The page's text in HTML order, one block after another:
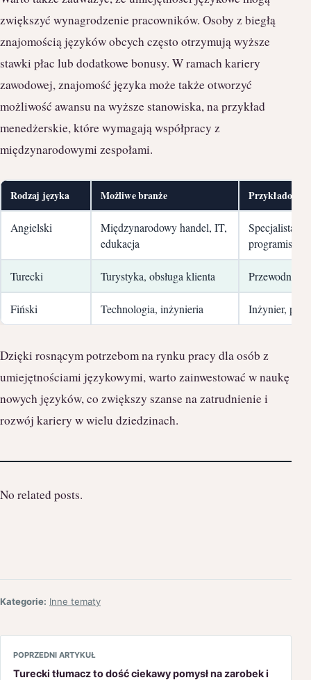
zwiększyć wynagrodzenie pracowników. Osoby z biegłą
znajomością języków obcych często otrzymują wyższe
stawki płac lub dodatkowe bonusy. W ramach kariery
zawodowej, znajomość języka może także otworzyć
możliwość awansu na wyższe stanowiska, na przykład
menedżerskie, które wymagają współpracy z
międzynarodowymi zespołami.
Rodzaj języka Możliwe branże Przykładowe
Angielski
Międzynarodowy handel, IT,
edukacja
Specjalista
programista
Turecki Turystyka, obsługa klienta Przewodnik,
Fiński Technologia, inżynieria Inżynier,
Dzięki rosnącym potrzebom na rynku pracy dla osób z
umiejętnościami językowymi, warto zainwestować w naukę
nowych języków, co zwiększy szanse na zatrudnienie i
rozwój kariery w wielu dziedzinach.
No related posts.
Kategorie: Inne tematy
POPRZEDNI ARTYKUŁ
Turecki tłumacz to dość ciekawy pomysł na zarobek i